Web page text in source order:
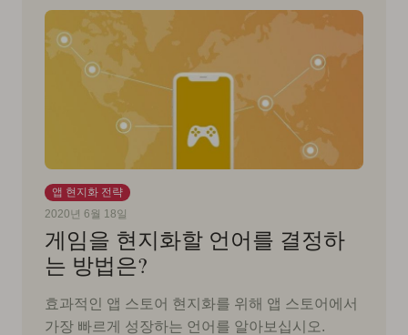
앱 현지화 전략
2020년 6월 18일
게임을 현지화할 언어를 결정하
는 방법은?
효과적인 앱 스토어 현지화를 위해 앱 스토어에서
가장 빠르게 성장하는 언어를 알아보십시오.